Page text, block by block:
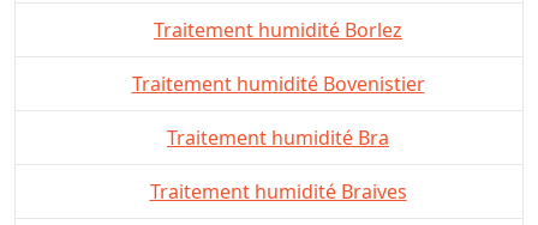
Traitement humidité Borlez
Traitement humidité Bovenistier
Traitement humidité Bra
Traitement humidité Braives